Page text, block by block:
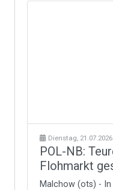
Dienstag, 21.07.2026
POL-NB:
Flohmarkt
Malchow (ots) -